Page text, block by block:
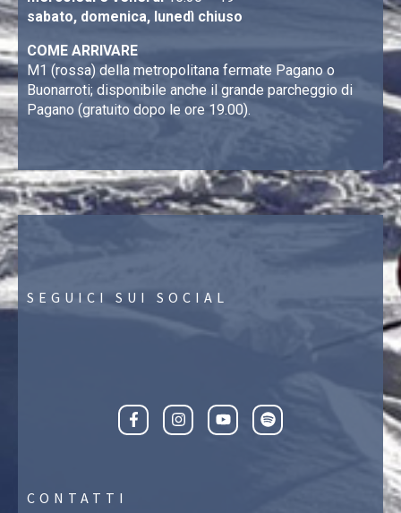
sabato, domenica, lunedì chiuso
COME ARRIVARE
M1 (rossa) della metropolitana fermate Pagano o
Buonarroti; disponibile anche il grande parcheggio di
Pagano (gratuito dopo le ore 19.00).
SEGUICI SUI SOCIAL
CONTATTI